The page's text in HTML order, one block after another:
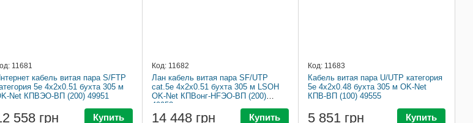
11681
кабель витая пара S/FTP
5e 4x2x0.51 бухта 305 м
Net КПВЭО-ВП (200) 49951
558 грн Купить
Код: 11682
Лан кабель витая пара SF/UTP
cat.5e 4x2x0.51 бухта 305 м LSOH
OK-Net КПВонг-HFЭО-ВП (200)
49953
14 448 грн Купить
Код: 11683
Кабель витая пара U/UTP категория
5e 4x2x0.48 бухта 305 м OK-Net
КПВ-ВП (100) 49555
5 851 грн Купить